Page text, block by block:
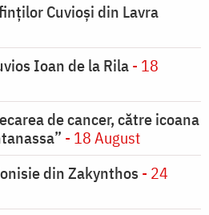
Cuvioși din Lavra
Ioan de la Rila- 18
de cancer, către icoana
- 18 August
din Zakynthos - 24